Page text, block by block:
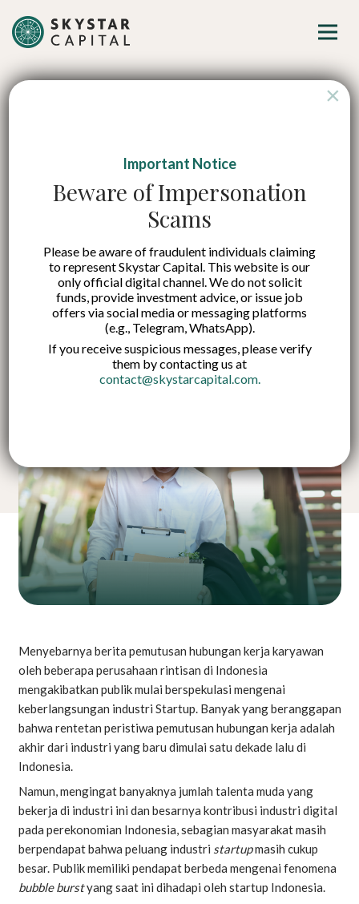
Fenomena “Bubble
Burst” di Industri
Startup
Published on:31 Oct 2022
English
Menyebarnya berita pemutusan hubungan kerja karyawan
oleh beberapa perusahaan rintisan di Indonesia
mengakibatkan publik mulai berspekulasi mengenai
keberlangsungan industri Startup. Banyak yang beranggapan
bahwa rentetan peristiwa pemutusan hubungan kerja adalah
akhir dari industri yang baru dimulai satu dekade lalu di
Indonesia.
Namun, mengingat banyaknya jumlah talenta muda yang
bekerja di industri ini dan besarnya kontribusi industri digital
pada perekonomian Indonesia, sebagian masyarakat masih
berpendapat bahwa peluang industri startupmasih cukup
besar. Publik memiliki pendapat berbeda mengenai fenomena
bubble burstyang saat ini dihadapi oleh startup Indonesia.
Important Notice
Beware of Impersonation
Scams
Please be aware of fraudulent individuals claiming
to represent Skystar Capital. This website is our
only official digital channel. We do not solicit
funds, provide investment advice, or issue job
offers via social media or messaging platforms
(e.g., Telegram, WhatsApp).
If you receive suspicious messages, please verify
them by contacting us at
contact@skystarcapital.com.
×